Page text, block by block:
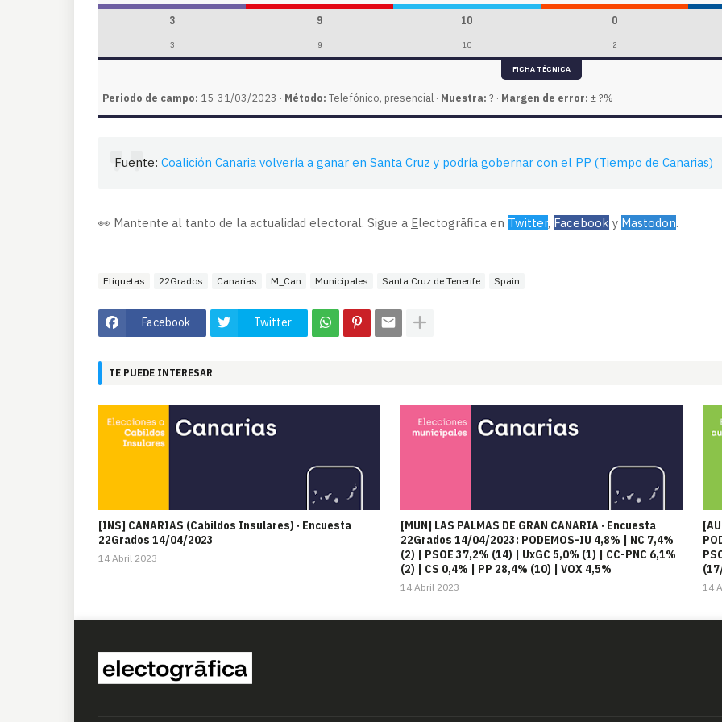
3 9 10 0
3 9 10 2
FICHA TÉCNICA
Periodo de campo: 15-31/03/2023 · Método: Telefónico, presencial · Muestra: ? · Margen de error: ± ?%
Fuente: Coalición Canaria volvería a ganar en Santa Cruz y podría gobernar con el PP (Tiempo de Canarias)
👀 Mantente al tanto de la actualidad electoral. Sigue a Electogrāfica en Twitter, Facebook y Mastodon.
Etiquetas 22Grados Canarias M_Can Municipales Santa Cruz de Tenerife Spain
Facebook Twitter
TE PUEDE INTERESAR
[INS] CANARIAS (Cabildos Insulares) · Encuesta
22Grados 14/04/2023
14 Abril 2023
[MUN] LAS PALMAS DE GRAN CANARIA · Encuesta
22Grados 14/04/2023: PODEMOS-IU 4,8% | NC 7,4%
(2) | PSOE 37,2% (14) | UxGC 5,0% (1) | CC-PNC 6,1%
(2) | CS 0,4% | PP 28,4% (10) | VOX 4,5%
14 Abril 2023 14